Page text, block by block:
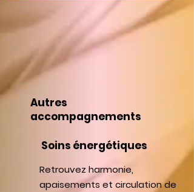
Autres
accompagnements
Soins énergétiques
Retrouvez harmonie,
apaisements et circulation de